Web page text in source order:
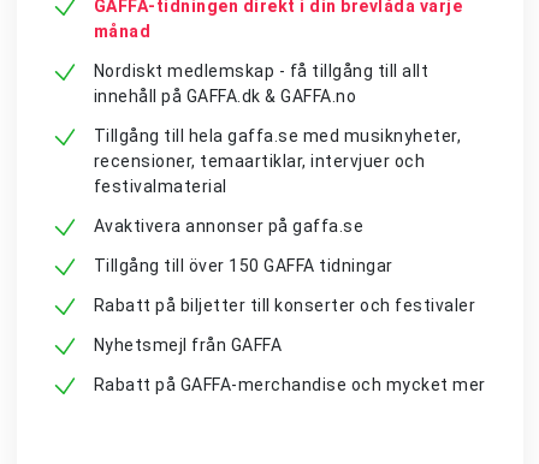
GAFFA-tidningen direkt i din brevlåda varje
månad
Nordiskt medlemskap - få tillgång till allt
innehåll på GAFFA.dk & GAFFA.no
Tillgång till hela gaffa.se med musiknyheter,
recensioner, temaartiklar, intervjuer och
festivalmaterial
Avaktivera annonser på gaffa.se
Tillgång till över 150 GAFFA tidningar
Rabatt på biljetter till konserter och festivaler
Nyhetsmejl från GAFFA
Rabatt på GAFFA-merchandise och mycket mer